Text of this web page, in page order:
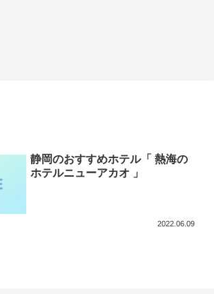
静岡のおすすめホテル「 熱海の
ホテルニューアカオ 」
2022.06.09